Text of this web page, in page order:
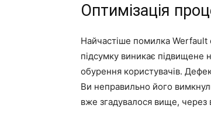
Оптимізація
Найчастіше помилка
підсумку виникає
обурення користувачів.
Ви неправильно його
вже згадувалося вище, через